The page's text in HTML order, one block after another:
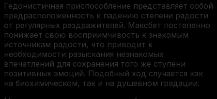
Гедонистичная приспособление представляет собой
предрасположенность к падению степени радости
от регулярных раздражителей. Максбет постепенно
понижает свою восприимчивость к знакомым
источникам радости, что приводит к
необходимости разыскания незнакомых
впечатлений для сохранения того же ступени
позитивных эмоций. Подобный ход случается как
на биохимическом, так и на душевном градации.